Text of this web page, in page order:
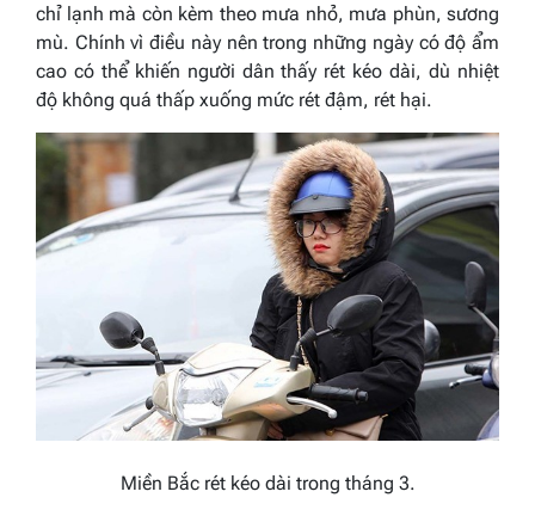
chỉ lạnh mà còn kèm theo mưa nhỏ, mưa phùn, sương
mù. Chính vì điều này nên trong những ngày có độ ẩm
cao có thể khiến người dân thấy rét kéo dài, dù nhiệt
độ không quá thấp xuống mức rét đậm, rét hại.
Miền Bắc rét kéo dài trong tháng 3.